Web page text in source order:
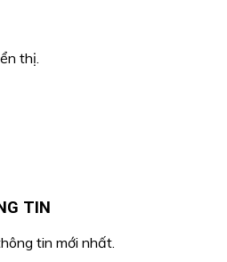
thị.
TIN
tin mới nhất.